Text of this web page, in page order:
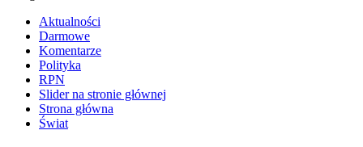
Aktualności
Darmowe
Komentarze
Polityka
RPN
Slider na stronie głównej
Strona główna
Świat